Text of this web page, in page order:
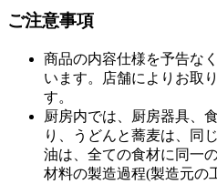
ご注意事項
商品の内容仕様を予告な
います。店舗によりお取
す。
厨房内では、厨房器具、
り、うどんと蕎麦は、同
油は、全ての食材に同一
材料の製造過程(製造元の